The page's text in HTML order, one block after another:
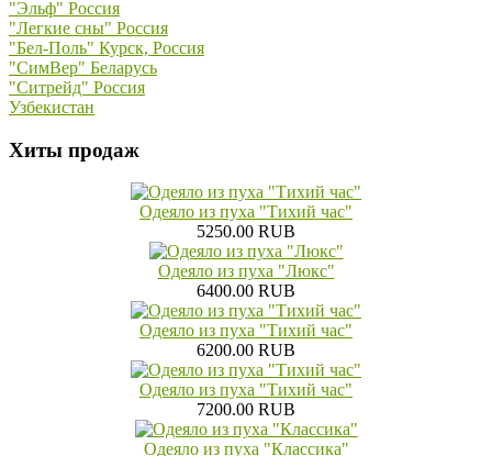
"Эльф" Россия
"Легкие сны" Россия
"Бел-Поль" Курск, Россия
"СимВер" Беларусь
"Ситрейд" Россия
Узбекистан
Хиты продаж
Одеяло из пуха "Тихий час"
5250.00 RUB
Одеяло из пуха "Люкс"
6400.00 RUB
Одеяло из пуха "Тихий час"
6200.00 RUB
Одеяло из пуха "Тихий час"
7200.00 RUB
Одеяло из пуха "Классика"